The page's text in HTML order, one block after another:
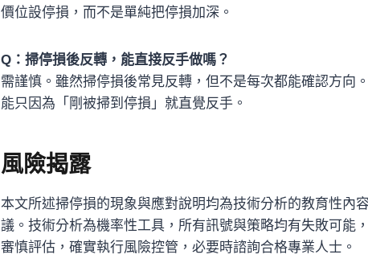
價位設停損，而不是單純把停損加深。
Q：掃停損後反轉，能直接反手做嗎？
需謹慎。雖然掃停損後常見反轉，但不是每次都能確認方向
能只因為「剛被掃到停損」就直覺反手。
風險揭露
本文所述掃停損的現象與應對說明均為技術分析的教育性內
議。技術分析為機率性工具，所有訊號與策略均有失敗可能
審慎評估，確實執行風險控管，必要時諮詢合格專業人士。